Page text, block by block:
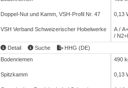
Doppel-Nut und Kamm, VSH-Profil Nr. 47 0,13
VSH Verband Schweizerischer Hobelwerke
A /
/
Detail
Suche HHG (DE)
Bodenriemen 490
Spitzkamm 0,13